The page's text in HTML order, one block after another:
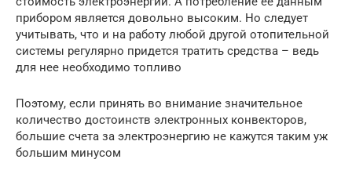
прибором является довольно высоким. Но следует
учитывать, что и на работу любой другой отопительной
системы регулярно придется тратить средства – ведь
для нее необходимо топливо
Поэтому, если принять во внимание значительное
количество достоинств электронных конвекторов,
большие счета за электроэнергию не кажутся таким уж
большим минусом